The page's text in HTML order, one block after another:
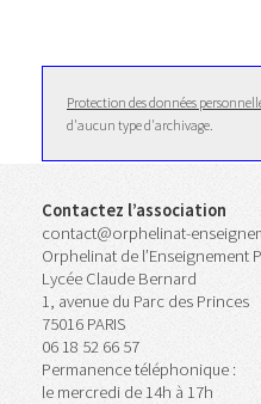
Protection des données
d'aucun type d'archivage.
Contactez l’association
contact@orphelinat-
Orphelinat de l’Enseignement
Lycée Claude Bernard
1, avenue du Parc des Princes
75016 PARIS
06 18 52 66 57
Permanence téléphonique :
le mercredi de 14h à 17h